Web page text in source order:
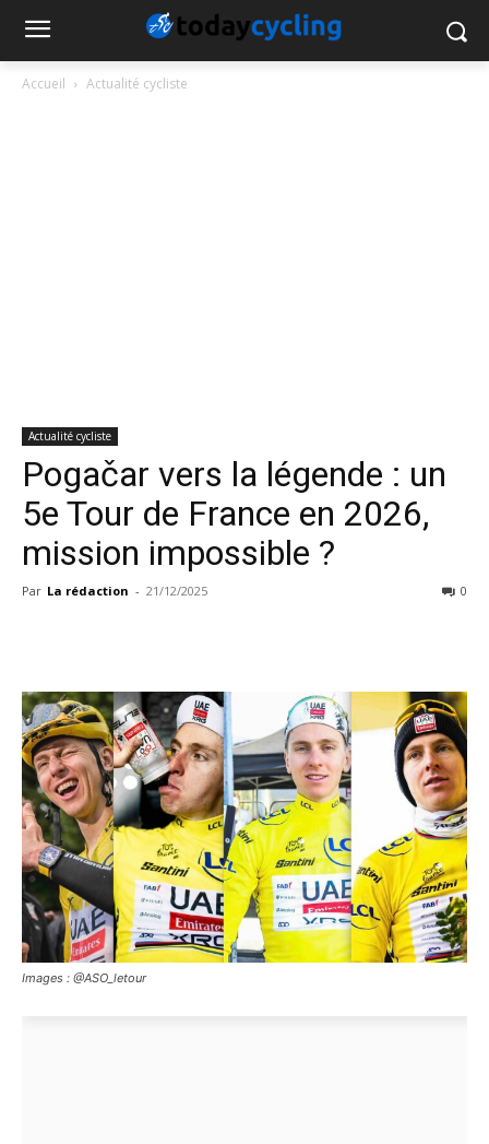
Accueil Actualité cycliste
Actualité cycliste
Pogačar vers la légende : un
5e Tour de France en 2026,
mission impossible ?
Par La rédaction - 21/12/2025 0
Images : @ASO_letour